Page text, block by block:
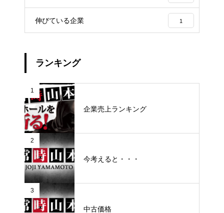
伸びている企業 1
ランキング
1
企業売上ランキング
2
今考えると・・・
3
中古価格